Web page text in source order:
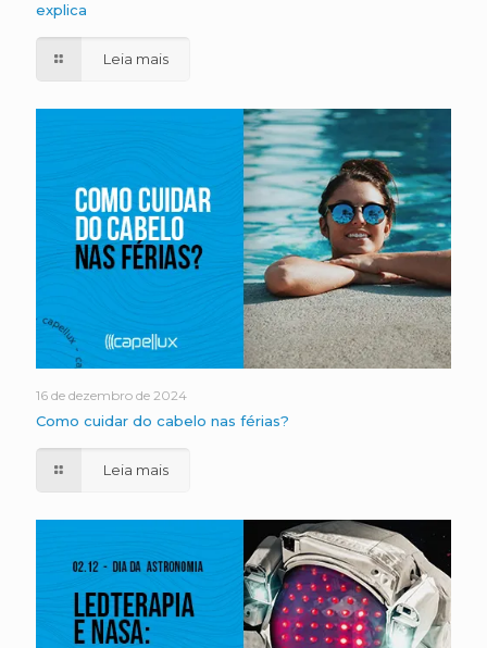
explica
Leia mais
16 de dezembro de 2024
Como cuidar do cabelo nas férias?
Leia mais